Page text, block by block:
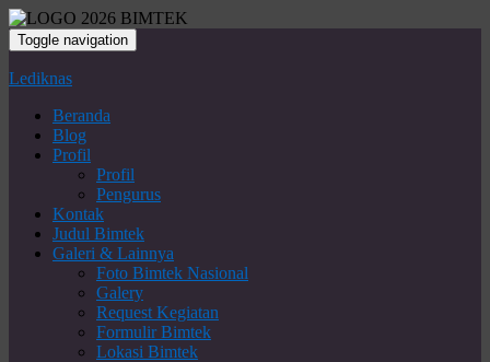
Toggle navigation
Lediknas
Beranda
Blog
Profil
Profil
Pengurus
Kontak
Judul Bimtek
Galeri & Lainnya
Foto Bimtek Nasional
Galery
Request Kegiatan
Formulir Bimtek
Lokasi Bimtek